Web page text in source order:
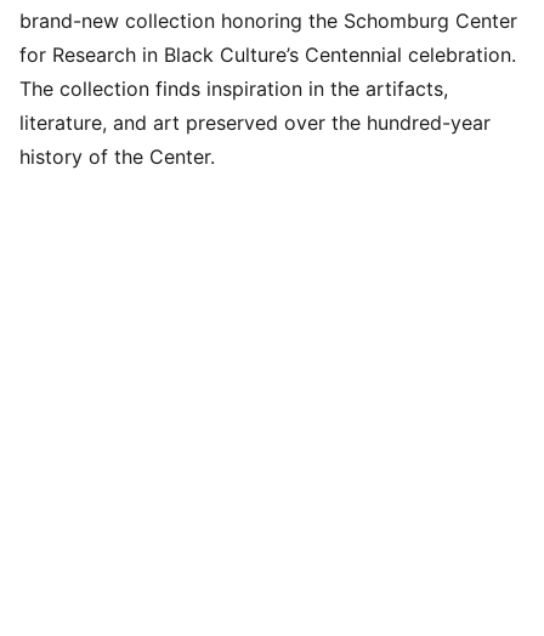
brand-new collection honoring the Schomburg Center
for Research in Black Culture’s Centennial celebration.
The collection finds inspiration in the artifacts,
literature, and art preserved over the hundred-year
history of the Center.